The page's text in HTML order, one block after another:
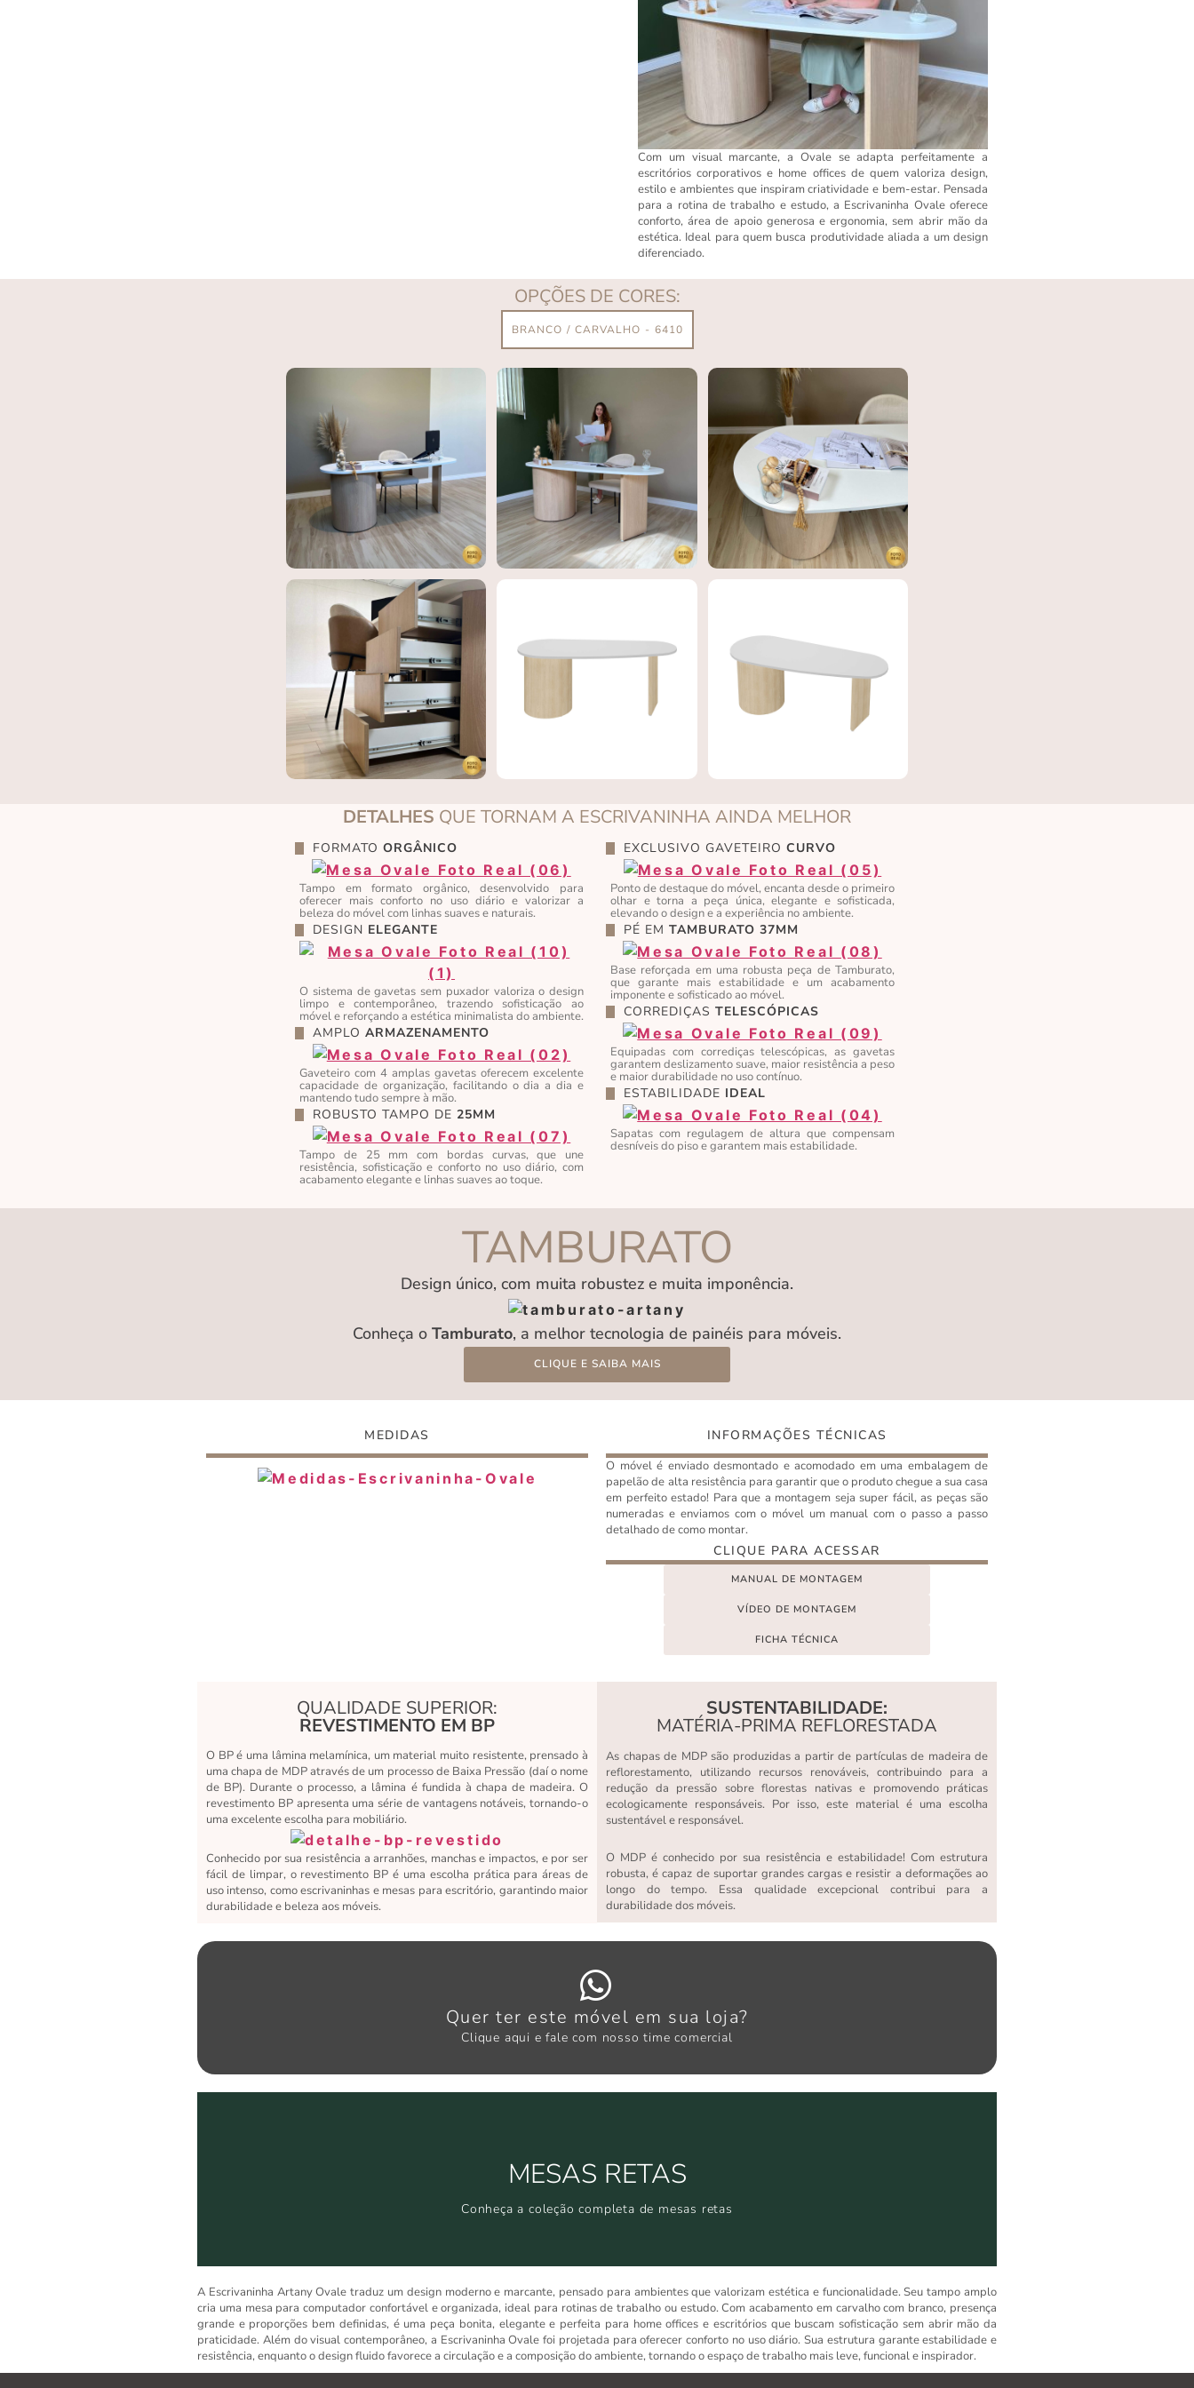
Com um visual marcante, a Ovale se adapta perfeitamente a
escritórios corporativos e home offices de quem valoriza design,
estilo e ambientes que inspiram criatividade e bem-estar. Pensada
para a rotina de trabalho e estudo, a Escrivaninha Ovale oferece
conforto, área de apoio generosa e ergonomia, sem abrir mão da
estética. Ideal para quem busca produtividade aliada a um design
diferenciado.
OPÇÕES DE CORES:
BRANCO / CARVALHO - 6410
DETALHES QUE TORNAM A ESCRIVANINHA AINDA MELHOR
FORMATO ORGÂNICO
Tampo em formato orgânico, desenvolvido para
oferecer mais conforto no uso diário e valorizar a
beleza do móvel com linhas suaves e naturais.
DESIGN ELEGANTE
O sistema de gavetas sem puxador valoriza o design
limpo e contemporâneo, trazendo sofisticação ao
móvel e reforçando a estética minimalista do ambiente.
AMPLO ARMAZENAMENTO
Gaveteiro com 4 amplas gavetas oferecem excelente
capacidade de organização, facilitando o dia a dia e
mantendo tudo sempre à mão.
ROBUSTO TAMPO DE 25MM
Tampo de 25 mm com bordas curvas, que une
resistência, sofisticação e conforto no uso diário, com
acabamento elegante e linhas suaves ao toque.
EXCLUSIVO GAVETEIRO CURVO
Ponto de destaque do móvel, encanta desde o primeiro
olhar e torna a peça única, elegante e sofisticada,
elevando o design e a experiência no ambiente.
PÉ EM TAMBURATO 37MM
Base reforçada em uma robusta peça de Tamburato,
que garante mais estabilidade e um acabamento
imponente e sofisticado ao móvel.
CORREDIÇAS TELESCÓPICAS
Equipadas com corrediças telescópicas, as gavetas
garantem deslizamento suave, maior resistência a peso
e maior durabilidade no uso contínuo.
ESTABILIDADE IDEAL
Sapatas com regulagem de altura que compensam
desníveis do piso e garantem mais estabilidade.
TAMBURATO
Design único, com muita robustez e muita imponência.
Conheça o Tamburato, a melhor tecnologia de painéis para móveis.
CLIQUE E SAIBA MAIS
MEDIDAS INFORMAÇÕES TÉCNICAS
O móvel é enviado desmontado e acomodado em uma embalagem de
papelão de alta resistência para garantir que o produto chegue a sua casa
em perfeito estado! Para que a montagem seja super fácil, as peças são
numeradas e enviamos com o móvel um manual com o passo a passo
detalhado de como montar.
CLIQUE PARA ACESSAR
MANUAL DE MONTAGEM
VÍDEO DE MONTAGEM
FICHA TÉCNICA
QUALIDADE SUPERIOR:
REVESTIMENTO EM BP
O BP é uma lâmina melamínica, um material muito resistente, prensado à
uma chapa de MDP através de um processo de Baixa Pressão (daí o nome
de BP). Durante o processo, a lâmina é fundida à chapa de madeira. O
revestimento BP apresenta uma série de vantagens notáveis, tornando-o
uma excelente escolha para mobiliário.
Conhecido por sua resistência a arranhões, manchas e impactos, e por ser
fácil de limpar, o revestimento BP é uma escolha prática para áreas de
uso intenso, como escrivaninhas e mesas para escritório, garantindo maior
durabilidade e beleza aos móveis.
SUSTENTABILIDADE:
MATÉRIA-PRIMA REFLORESTADA
As chapas de MDP são produzidas a partir de partículas de madeira de
reflorestamento, utilizando recursos renováveis, contribuindo para a
redução da pressão sobre florestas nativas e promovendo práticas
ecologicamente responsáveis. Por isso, este material é uma escolha
sustentável e responsável.
O MDP é conhecido por sua resistência e estabilidade! Com estrutura
robusta, é capaz de suportar grandes cargas e resistir a deformações ao
longo do tempo. Essa qualidade excepcional contribui para a
durabilidade dos móveis.
Quer ter este móvel em sua loja?
Clique aqui e fale com nosso time comercial
WHATSAPP ARTANY
Clique aqui
MESAS RETAS
Conheça a coleção completa de mesas retas
MESAS RETAS
Conheça a coleção completa de mesas retas
A Escrivaninha Artany Ovale traduz um design moderno e marcante, pensado para ambientes que valorizam estética e funcionalidade. Seu tampo amplo
cria uma mesa para computador confortável e organizada, ideal para rotinas de trabalho ou estudo. Com acabamento em carvalho com branco, presença
grande e proporções bem definidas, é uma peça bonita, elegante e perfeita para home offices e escritórios que buscam sofisticação sem abrir mão da
praticidade. Além do visual contemporâneo, a Escrivaninha Ovale foi projetada para oferecer conforto no uso diário. Sua estrutura garante estabilidade e
resistência, enquanto o design fluido favorece a circulação e a composição do ambiente, tornando o espaço de trabalho mais leve, funcional e inspirador.